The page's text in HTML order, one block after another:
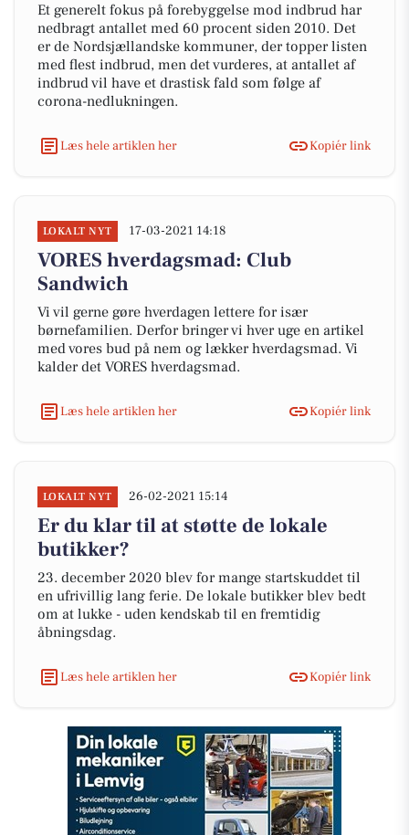
Et generelt fokus på forebyggelse mod indbrud har
nedbragt antallet med 60 procent siden 2010. Det
er de Nordsjællandske kommuner, der topper listen
med flest indbrud, men det vurderes, at antallet af
indbrud vil have et drastisk fald som følge af
corona-nedlukningen.
Læs hele artiklen her Kopiér link
LOKALT NYT 17-03-2021 14:18
VORES hverdagsmad: Club
Sandwich
Vi vil gerne gøre hverdagen lettere for især
børnefamilien. Derfor bringer vi hver uge en artikel
med vores bud på nem og lækker hverdagsmad. Vi
kalder det VORES hverdagsmad.
Læs hele artiklen her Kopiér link
LOKALT NYT 26-02-2021 15:14
Er du klar til at støtte de lokale
butikker?
23. december 2020 blev for mange startskuddet til
en ufrivillig lang ferie. De lokale butikker blev bedt
om at lukke - uden kendskab til en fremtidig
åbningsdag.
Læs hele artiklen her Kopiér link